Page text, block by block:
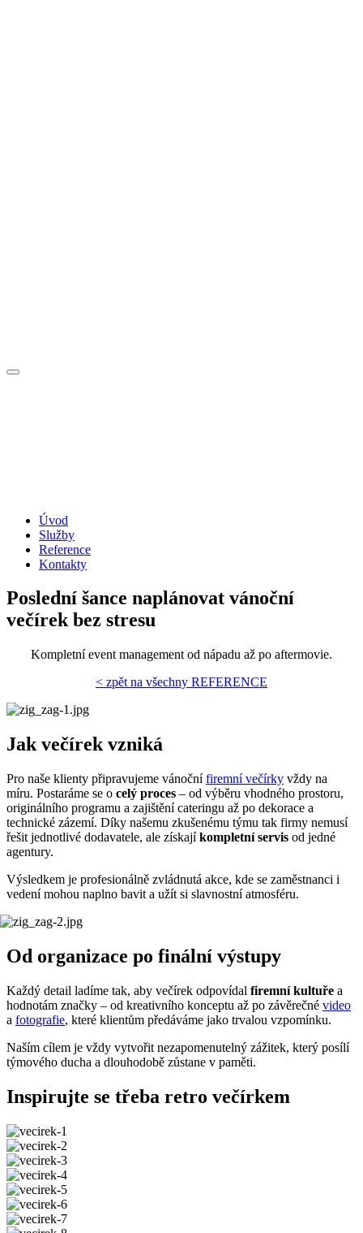
Úvod
Služby
Reference
Kontakty
Poslední šance naplánovat vánoční
večírek bez stresu
Kompletní event management od nápadu až po aftermovie.
< zpět na všechny REFERENCE
Jak večírek vzniká
Pro naše klienty připravujeme vánočnífiremní večírky vždy na
míru. Postaráme se o celý proces – od výběru vhodného prostoru,
originálního programu a zajištění cateringu až po dekorace a
technické zázemí. Díky našemu zkušenému týmu tak firmy nemusí
řešit jednotlivé dodavatele, ale získajíkompletní servis od jedné
agentury.
Výsledkem je profesionálně zvládnutá akce, kde se zaměstnanci i
vedení mohou naplno bavit a užít si slavnostní atmosféru.
Od organizace po finální výstupy
Každý detail ladíme tak, aby večírek odpovídal firemní kultuře a
hodnotám značky – od kreativního konceptu až po závěrečné video
a fotografie, které klientům předáváme jako trvalou vzpomínku.
Naším cílem je vždy vytvořit nezapomenutelný zážitek, který posílí
týmového ducha a dlouhodobě zůstane v paměti.
Inspirujte se třeba retro večírkem